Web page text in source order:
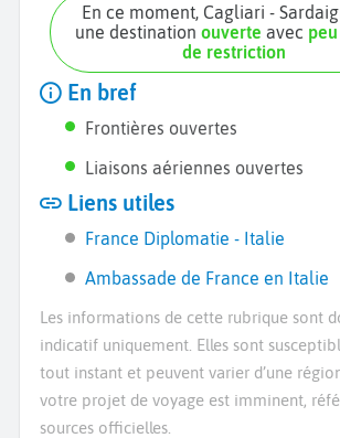
En ce moment, Cagliari - Sardaigne est
une destination ouverte avec
de restriction
En bref
Frontières ouvertes
Liaisons aériennes ouvertes
Liens utiles
France Diplomatie - Italie
Ambassade de France en Italie
Les informations de cette rubrique sont
indicatif uniquement. Elles sont
tout instant et peuvent varier d’une
votre projet de voyage est imminent,
sources officielles.